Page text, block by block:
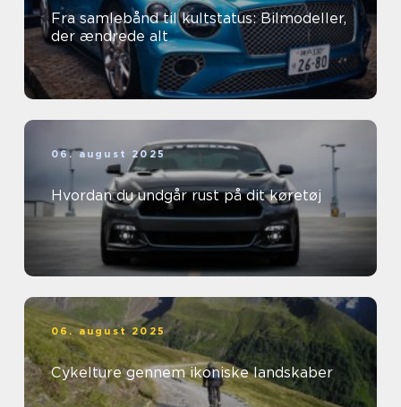
Fra samlebånd til kultstatus: Bilmodeller,
der ændrede alt
06. august 2025
Hvordan du undgår rust på dit køretøj
06. august 2025
Cykelture gennem ikoniske landskaber